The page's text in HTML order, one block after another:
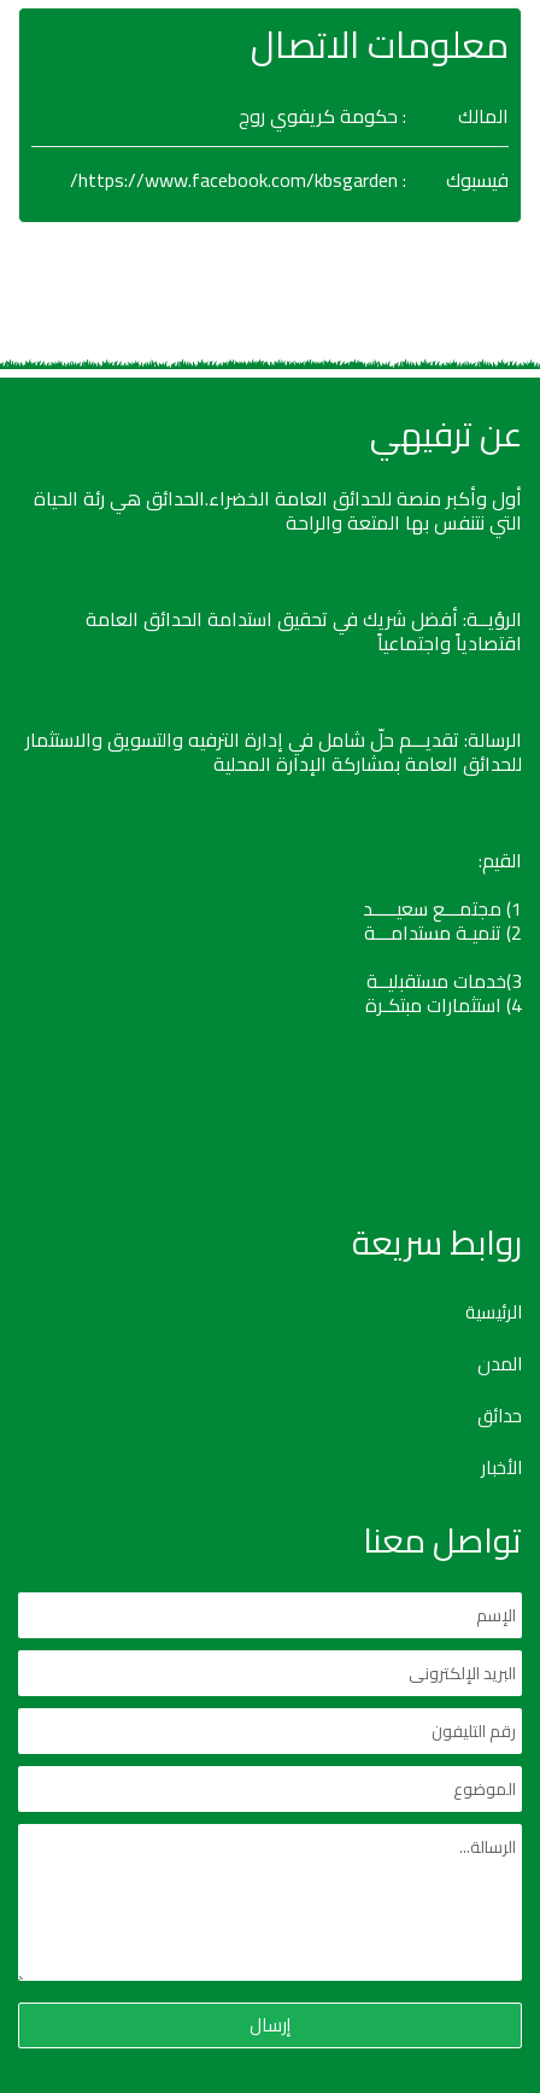
معلومات الاتصال
المالك
: حكومة كريفوي روج
فيسبوك
:
https://www.facebook.com/kbsgarden/
عن ترفيهي
أول وأكبر منصة للحدائق العامة الخضراء.الحدائق هي رئة الحياة
التي نتنفس بها المتعة والراحة
الرؤيــة: أفضل شريك في تحقيق استدامة الحدائق العامة
اقتصادياً واجتماعياً
الرسالة: تقديـــم حلّ شامل في إدارة الترفيه والتسويق والاستثمار
للحدائق العامة بمشاركة الإدارة المحلية
القيم:
1) مجتمـــع سعيـــــد
2) تنميـة مستدامـــة
3)خدمات مستقبليــة
4) استثمارات مبتكـرة
روابط سريعة
الرئيسية
المدن
حدائق
الأخبار
تواصل معنا
إرسال